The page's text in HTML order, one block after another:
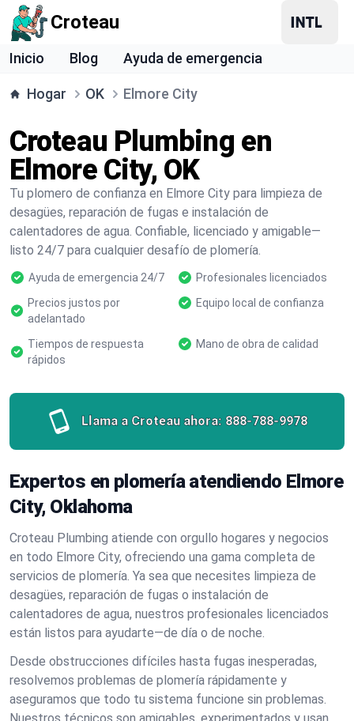
Croteau
Inicio Blog Ayuda de emergencia
Hogar OK Elmore City
Croteau Plumbing en
Elmore City, OK
Tu plomero de confianza en Elmore City para limpieza de
desagües, reparación de fugas e instalación de
calentadores de agua. Confiable, licenciado y amigable—
listo 24/7 para cualquier desafío de plomería.
Ayuda de emergencia 24/7
Profesionales licenciados
Precios justos por
adelantado
Equipo local de confianza
Tiempos de respuesta
rápidos
Mano de obra de calidad
Llama a Croteau ahora: 888-788-9978
Expertos en plomería atendiendo Elmore
City, Oklahoma
Croteau Plumbing atiende con orgullo hogares y negocios
en todo Elmore City, ofreciendo una gama completa de
servicios de plomería. Ya sea que necesites limpieza de
desagües, reparación de fugas o instalación de
calentadores de agua, nuestros profesionales licenciados
están listos para ayudarte—de día o de noche.
Desde obstrucciones difíciles hasta fugas inesperadas,
resolvemos problemas de plomería rápidamente y
aseguramos que todo tu sistema funcione sin problemas.